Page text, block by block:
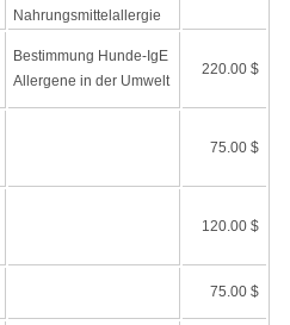
Nahrungsmittelallergie
Bestimmung Hunde-IgE
Allergene in der Umwelt
220.00 $
75.00 $
120.00 $
75.00 $